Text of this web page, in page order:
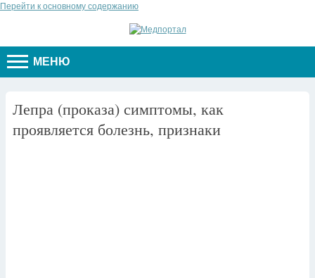
Перейти к основному содержанию
МЕНЮ
Лепра (проказа) симптомы, как
проявляется болезнь, признаки